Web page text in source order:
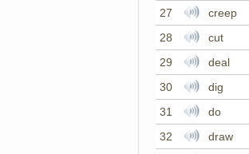
27
creep
28
cut
29
deal
30
dig
31
do
32
draw